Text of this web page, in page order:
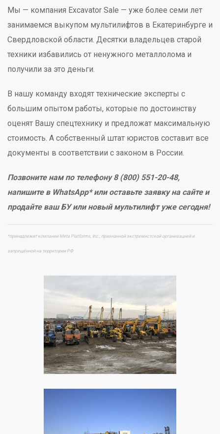
Мы — компания Excavator Sale — уже более семи лет
занимаемся выкупом мультилифтов в Екатеринбурге и
Свердловской области. Десятки владельцев старой
техники избавились от ненужного металлолома и
получили за это деньги.
В нашу команду входят технические эксперты с
большим опытом работы, которые по достоинству
оценят Вашу спецтехнику и предложат максимальную
стоимость. А собственный штат юристов составит все
документы в соответствии с законом в России.
Позвоните нам по телефону 8 (800) 551-20-48,
напишите в WhatsApp* или оставьте заявку на сайте и
продайте ваш БУ или новый мультилифт уже сегодня!
*принадлежит компании Meta Platforms, Inc., признанной экстремистской организацией и
запрещённой на территории РФ